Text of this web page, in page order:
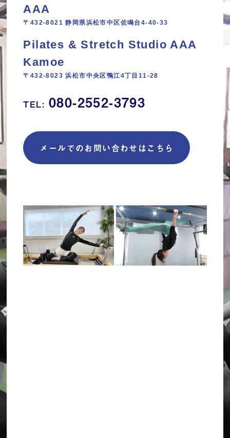
AAA
〒432-8021 静岡県浜松市中区佐鳴台4-40-33
Pilates & Stretch Studio AAA
Kamoe
〒432-8023 浜松市中央区鴨江4丁目11‐28
TEL: 080-2552-3793
メールでのお問い合わせはこちら